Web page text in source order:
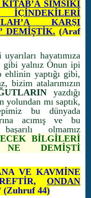
SIMSIKI
KARŞI
DEMİŞTİK. (Araf
hayatımıza
gibi yalnız Onun ipi
ehlinin yaptığı gibi,
bizim atalarımızın
yazdığı
yolundan mı saptık,
bu dünyada
acımış ve bu
olmamız
BİLGİLERİ
DEMİŞTİ
VE KAVMİNE
ONDAN
(Zuhruf 44)